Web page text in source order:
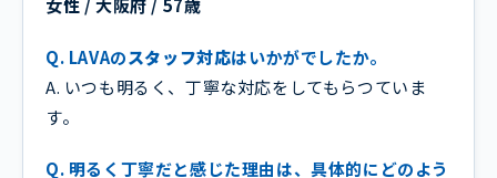
女性 / 大阪府 / 57歳
Q. LAVAのスタッフ対応はいかがでしたか。
A. いつも明るく、丁寧な対応をしてもらつていま
す。
Q. 明るく丁寧だと感じた理由は、具体的にどのよう